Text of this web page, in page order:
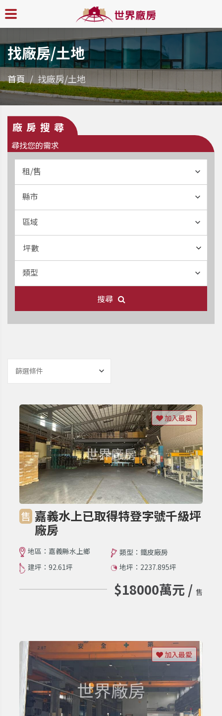
找廠房/土地
首頁 找廠房/土地
廠房搜尋
尋找您的需求
租/售
縣市
區域
坪數
類型
搜尋
篩選條件
售 嘉義水上已取得特登字號千級坪
廠房
地區：嘉義縣水上鄉
類型：鐵皮廠房
建坪：92.61坪
地坪：2237.895坪
$18000萬元 / 售
加入最愛
加入最愛